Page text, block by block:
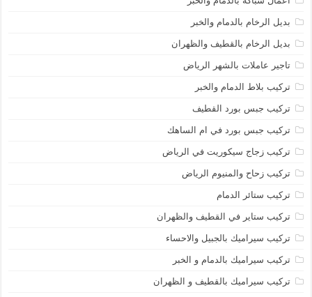
بديل الرخام بالدمام والخبر
بديل الرخام بالقطيف والظهران
تاجير عاملات بالشهر الرياض
تركيب بلاط الدمام والخبر
تركيب جبس بورد القطيف
تركيب جبس بورد في ام الساهك
تركيب زجاج سيكوريت في الرياض
تركيب زحاح والمنيوم الرياض
تركيب ستائر الدمام
تركيب ستاير في القطيف والظهران
تركيب سيراميك بالجبيل والاحساء
تركيب سيراميك بالدمام و الخبر
تركيب سيراميك بالقطيف و الظهران